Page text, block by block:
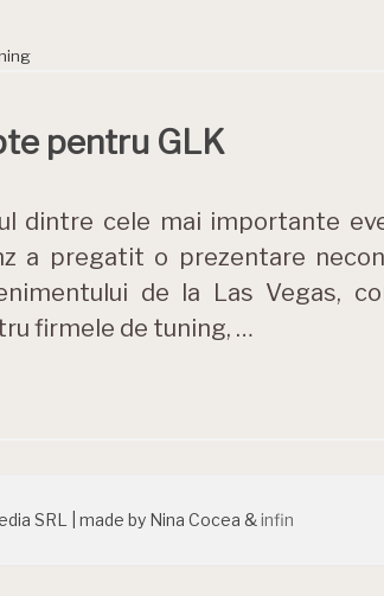
pentru GLK
dintre cele mai importante
a pregatit o prezentare
de la Las Vegas,
firmele de tuning, …
SRL | made by Nina Cocea &infin